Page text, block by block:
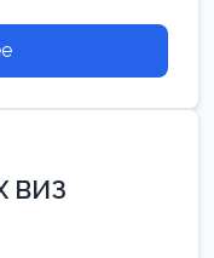
ВИЗ